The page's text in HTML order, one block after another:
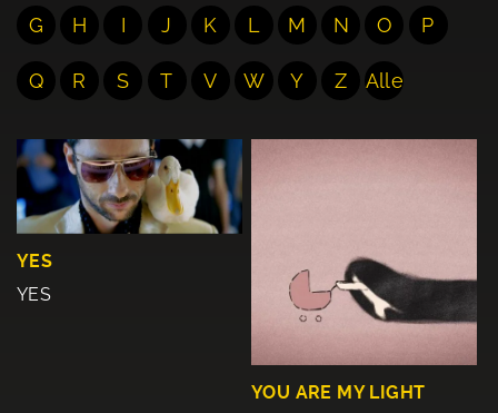
G H I J K L M N O P
Q R S T V W Y Z Alle
YES
YES
YOU ARE MY LIGHT